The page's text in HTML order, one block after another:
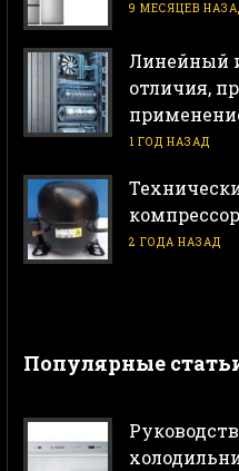
9 МЕСЯЦЕВ
Линейный
отличия,
1 ГОД НАЗАД
2 ГОДА НАЗАД
Популярные